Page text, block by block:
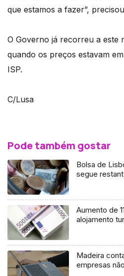
que estamos a fazer”,
O Governo já recorreu a este
quando os preços estavam
ISP.
C/Lusa
Pode também gostar
Bolsa de
segue
Aumento de
alojamento
Madeira
empresas